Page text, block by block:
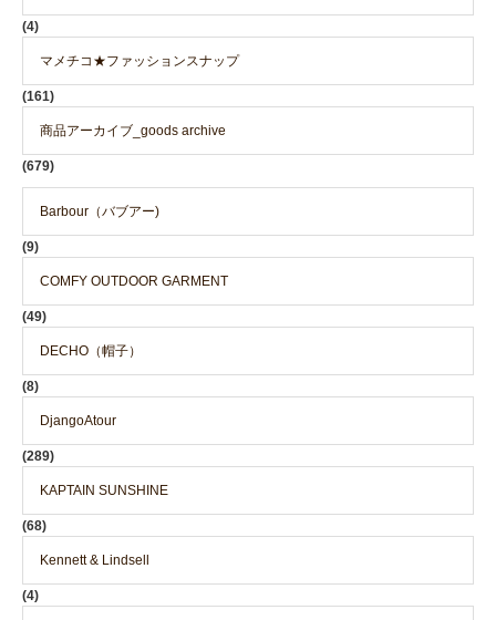
(4)
マメチコ★ファッションスナップ
(161)
商品アーカイブ_goods archive
(679)
Barbour（バブアー)
(9)
COMFY OUTDOOR GARMENT
(49)
DECHO（帽子）
(8)
DjangoAtour
(289)
KAPTAIN SUNSHINE
(68)
Kennett & Lindsell
(4)